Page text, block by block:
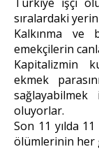
sıralardaki
Kalkınma ve
emekçilerin
Kapitalizmin
ekmek
oluyorlar.
Son 11 yılda
ölümlerinin her